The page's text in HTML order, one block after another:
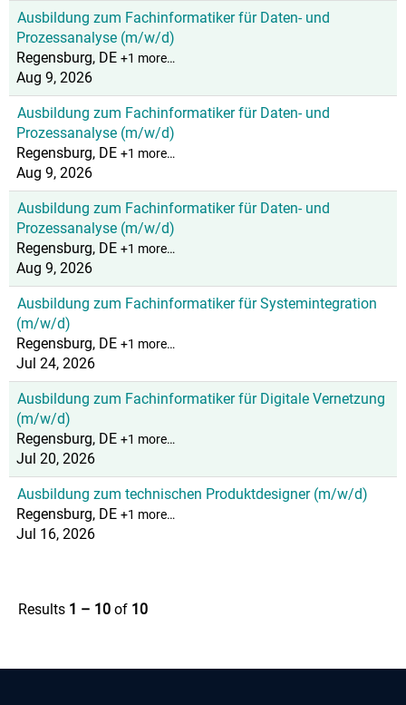
Ausbildung zum Fachinformatiker für Daten- und
Prozessanalyse (m/w/d)
Regensburg, DE +1 more…
Aug 9, 2026
Ausbildung zum Fachinformatiker für Daten- und
Prozessanalyse (m/w/d)
Regensburg, DE +1 more…
Aug 9, 2026
Ausbildung zum Fachinformatiker für Daten- und
Prozessanalyse (m/w/d)
Regensburg, DE +1 more…
Aug 9, 2026
Ausbildung zum Fachinformatiker für Systemintegration
(m/w/d)
Regensburg, DE +1 more…
Jul 24, 2026
Ausbildung zum Fachinformatiker für Digitale Vernetzung
(m/w/d)
Regensburg, DE +1 more…
Jul 20, 2026
Ausbildung zum technischen Produktdesigner (m/w/d)
Regensburg, DE +1 more…
Jul 16, 2026
Results 1 – 10 of 10